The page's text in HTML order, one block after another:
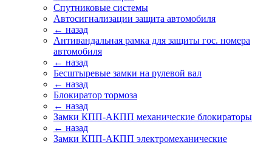
Спутниковые системы
Автосигнализации защита автомобиля
← назад
Антивандальная рамка для защиты гос. номера
автомобиля
← назад
Бесштыревые замки на рулевой вал
← назад
Блокиратор тормоза
← назад
Замки КПП-АКПП механические блокираторы
← назад
Замки КПП-АКПП электромеханические